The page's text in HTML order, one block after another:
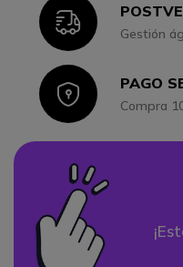
IconGestión
IconPAGO
Compra